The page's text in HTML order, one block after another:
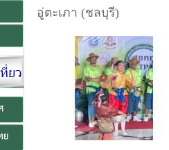
อู่ตะเภา (ชลบุรี)